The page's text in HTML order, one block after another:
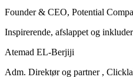
Founder & CEO, Potential
Inspirerende, afslappet og
Atemad EL-Berjiji
Adm. Direktør og partner ,